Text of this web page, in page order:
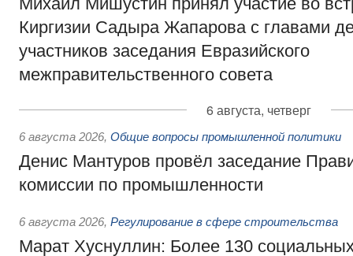
Киргизии Садыра Жапарова с главами
участников заседания Евразийского
межправительственного совета
6 августа, четверг
6 августа 2026, Общие вопросы промышленной политики
Денис Мантуров провёл заседание
комиссии по промышленности
6 августа 2026, Регулирование в сфере строительства
Марат Хуснуллин: Более 130